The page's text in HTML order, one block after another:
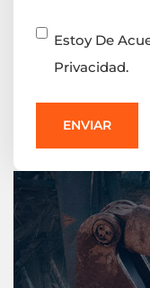
Consentimiento
Estoy De
Privacidad.